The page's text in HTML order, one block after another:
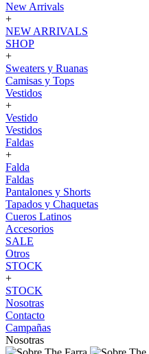
New Arrivals
+
NEW ARRIVALS
SHOP
+
Sweaters y Ruanas
Camisas y Tops
Vestidos
+
Vestido
Vestidos
Faldas
+
Falda
Faldas
Pantalones y Shorts
Tapados y Chaquetas
Cueros Latinos
Accesorios
SALE
Otros
STOCK
+
STOCK
Nosotras
Contacto
Campañas
Nosotras